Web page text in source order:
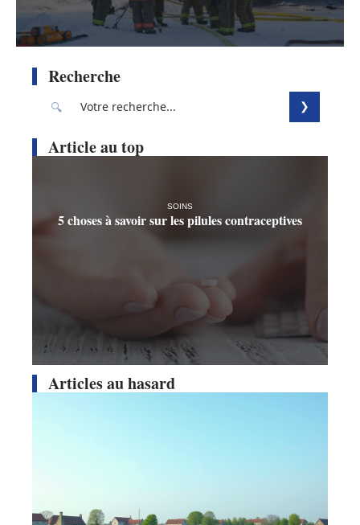
Recherche
Article au top
SOINS
5 choses à savoir sur les pilules contraceptives
Articles au hasard